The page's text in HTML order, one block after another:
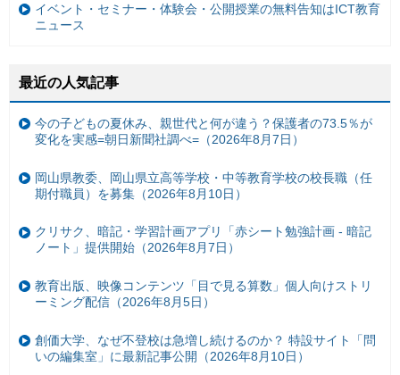
イベント・セミナー・体験会・公開授業の無料告知はICT教育
ニュース
最近の人気記事
今の子どもの夏休み、親世代と何が違う？保護者の73.5％が
変化を実感=朝日新聞社調べ=（2026年8月7日）
岡山県教委、岡山県立高等学校・中等教育学校の校長職（任
期付職員）を募集（2026年8月10日）
クリサク、暗記・学習計画アプリ「赤シート勉強計画 - 暗記
ノート」提供開始（2026年8月7日）
教育出版、映像コンテンツ「目で見る算数」個人向けストリ
ーミング配信（2026年8月5日）
創価大学、なぜ不登校は急増し続けるのか？ 特設サイト「問
いの編集室」に最新記事公開（2026年8月10日）